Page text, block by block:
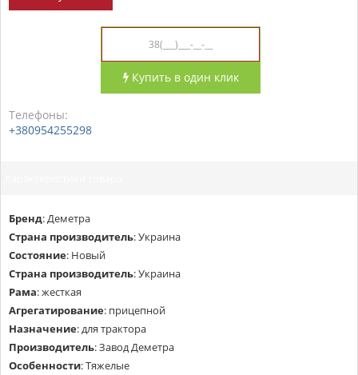
Купить в один клик
Телефоны:
+380954255298
Бренд: Деметра
Страна производитель:Украина
Состояние: Новый
Страна производитель:Украина
Рама:жесткая
Агрегатирование: прицепной
Назначение: для трактора
Производитель:Завод Деметра
Особенности:Тяжелые